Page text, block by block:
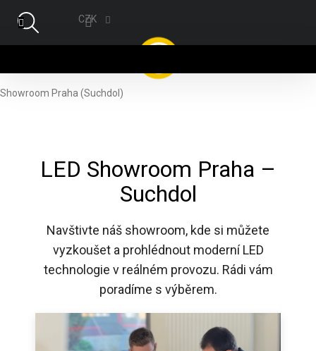
CZK
Showroom Praha (Suchdol)
LED Showroom Praha –
Suchdol
Navštivte náš showroom, kde si můžete
vyzkoušet a prohlédnout moderní LED
technologie v reálném provozu. Rádi vám
poradíme s výběrem.